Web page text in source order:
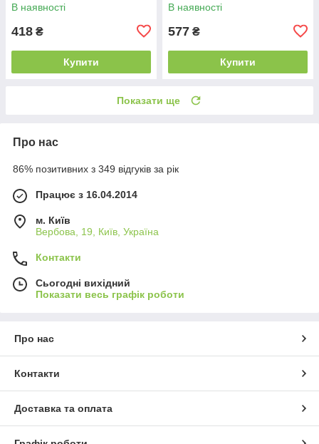
В наявності
418 ₴
Купити
В наявності
577 ₴
Купити
Показати ще
Про нас
86% позитивних з 349 відгуків за рік
Працює з 16.04.2014
м. Київ
Вербова, 19, Київ, Україна
Контакти
Сьогодні вихідний
Показати весь графік роботи
Про нас
Контакти
Доставка та оплата